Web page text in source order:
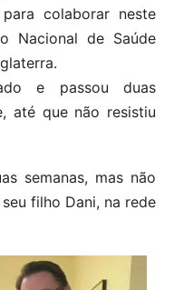
colaborar neste
Nacional de Saúde
e passou duas
até que não resistiu
semanas, mas não
filho Dani, na rede